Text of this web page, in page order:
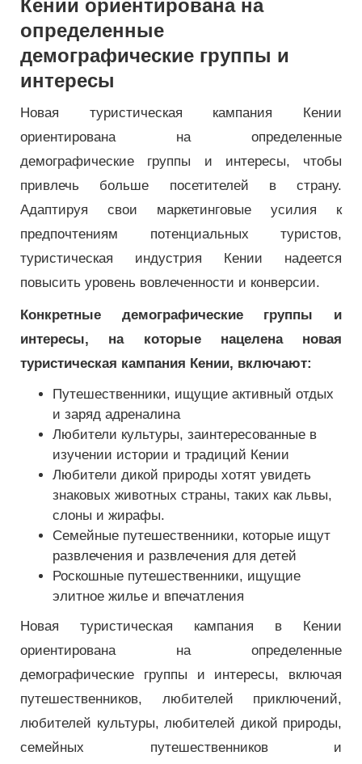
Кении ориентирована на
определенные
демографические группы и
интересы
Новая туристическая кампания Кении
ориентирована на определенные
демографические группы и интересы, чтобы
привлечь больше посетителей в страну.
Адаптируя свои маркетинговые усилия к
предпочтениям потенциальных туристов,
туристическая индустрия Кении надеется
повысить уровень вовлеченности и конверсии.
Конкретные демографические группы и
интересы, на которые нацелена новая
туристическая кампания Кении, включают:
Путешественники, ищущие активный отдых
и заряд адреналина
Любители культуры, заинтересованные в
изучении истории и традиций Кении
Любители дикой природы хотят увидеть
знаковых животных страны, таких как львы,
слоны и жирафы.
Семейные путешественники, которые ищут
развлечения и развлечения для детей
Роскошные путешественники, ищущие
элитное жилье и впечатления
Новая туристическая кампания в Кении
ориентирована на определенные
демографические группы и интересы, включая
путешественников, любителей приключений,
любителей культуры, любителей дикой природы,
семейных путешественников и